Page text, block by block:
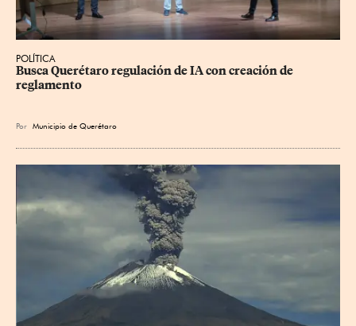
POLÍTICA
Busca Querétaro regulación de IA con creación de
reglamento
Por Municipio de Querétaro